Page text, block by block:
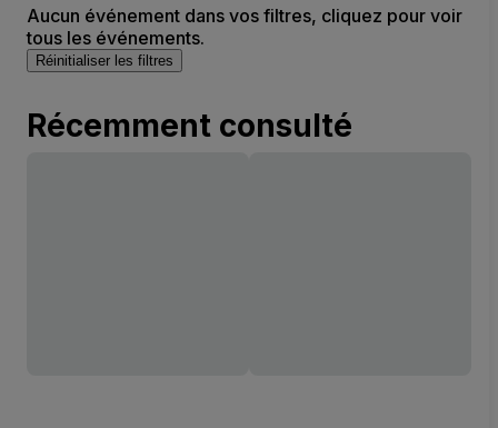
Aucun événement dans vos filtres, cliquez pour voir
tous les événements.
Réinitialiser les filtres
Récemment consulté